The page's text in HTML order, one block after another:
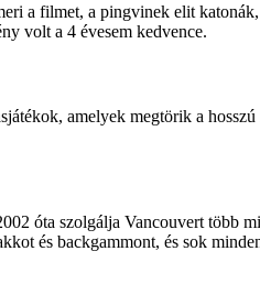
a filmet, a pingvinek elit
volt a 4 évesem kedvence.
amelyek megtörik a
óta szolgálja Vancouvert több
és backgammont, és sok